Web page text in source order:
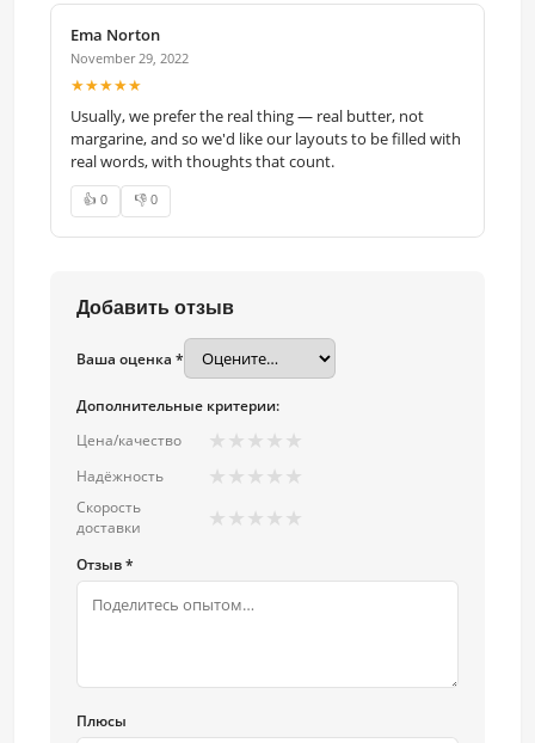
Ema Norton
November 29, 2022
★★★★★
Usually, we prefer the real thing — real butter, not
margarine, and so we'd like our layouts to be filled with
real words, with thoughts that count.
👍 0 👎 0
Добавить отзыв
Ваша оценка *
Дополнительные критерии:
Цена/качество
★ ★ ★ ★ ★
Надёжность ★ ★ ★ ★ ★
Скорость
доставки
★ ★ ★ ★ ★
Отзыв *
Плюсы